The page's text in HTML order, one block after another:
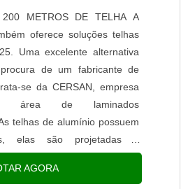
METROS DE TELHA A
oferece soluções telhas
Uma excelente alternativa
de um fabricante de
se da CERSAN, empresa
área de laminados
telhas de alumínio possuem
elas são projetadas e
diferencial do aluminizado, o
são fabricadas em Fiber....
AGORA